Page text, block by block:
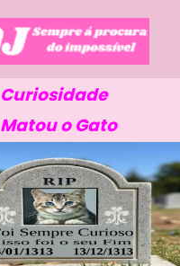
Curiosidade
Matou o Gato